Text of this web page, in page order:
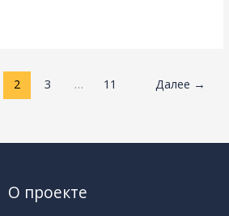
2 3 … 11 Далее →
О проекте